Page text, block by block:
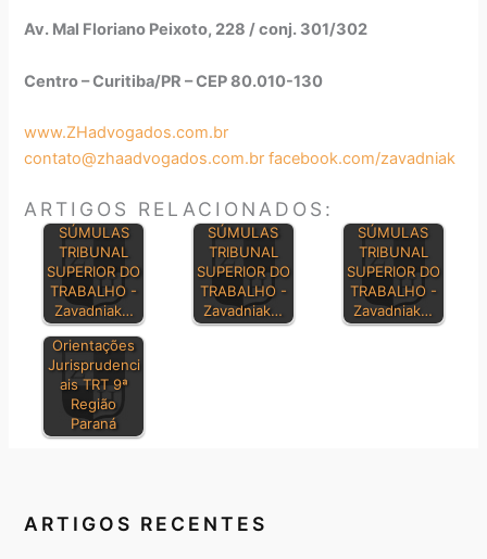
Av. Mal Floriano Peixoto, 228 / conj. 301/302
Centro – Curitiba/PR – CEP 80.010-130
www.ZHadvogados.com.br
contato@zhaadvogados.com.br facebook.com/zavadniak
ARTIGOS RELACIONADOS:
SÚMULAS
TRIBUNAL
SUPERIOR DO
TRABALHO -
Zavadniak…
SÚMULAS
TRIBUNAL
SUPERIOR DO
TRABALHO -
Zavadniak…
SÚMULAS
TRIBUNAL
SUPERIOR DO
TRABALHO -
Zavadniak…
Orientações
Jurisprudenci
ais TRT 9ª
Região
Paraná
ARTIGOS RECENTES